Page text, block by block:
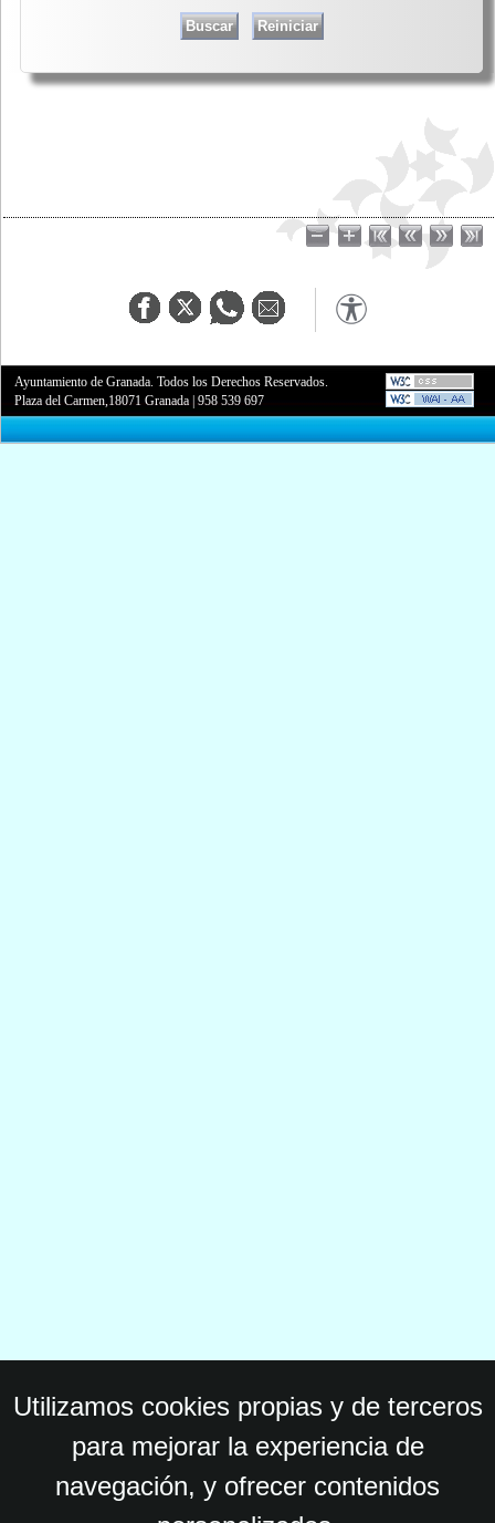
Ayuntamiento de Granada. Todos los Derechos Reservados.
Plaza del Carmen,18071 Granada |958 539 697
Utilizamos cookies propias y de terceros
para mejorar la experiencia de
navegación, y ofrecer contenidos